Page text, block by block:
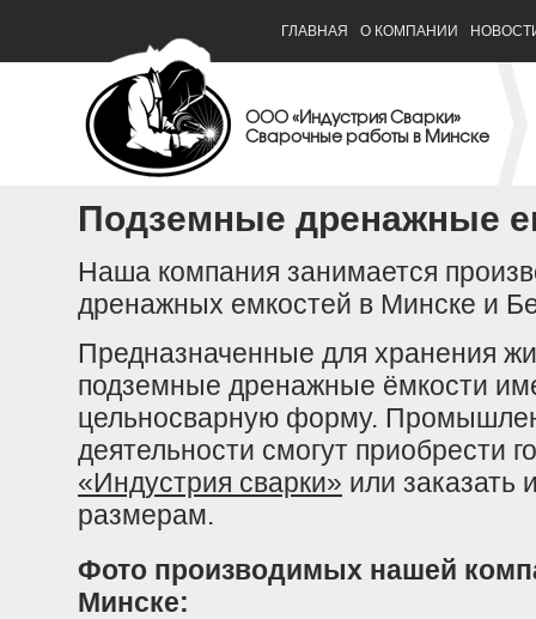
ГЛАВНАЯ О КОМПАНИИ
ООО «Индустрия Сварки»
Сварочные работы в Минске
Подземные дренажные
Наша компания занимается
дренажных емкостей в Минске и
Предназначенные для хранения
подземные дренажные ёмкости
цельносварную форму.
деятельности смогут приобрести
«Индустрия сварки» или заказать
размерам.
Фото производимых нашей
Минске: